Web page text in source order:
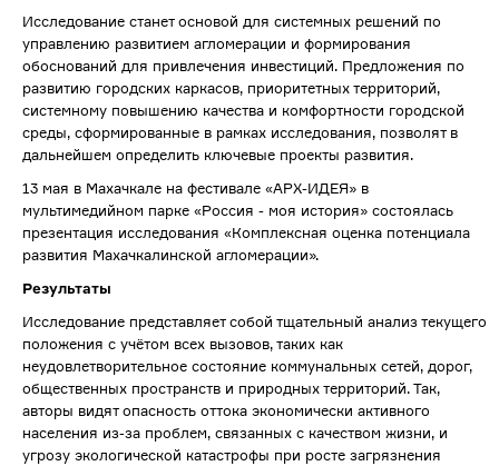
Исследование станет основой для системных решений по
управлению развитием агломерации и формирования
обоснований для привлечения инвестиций. Предложения по
развитию городских каркасов, приоритетных территорий,
системному повышению качества и комфортности городской
среды, сформированные в рамках исследования, позволят в
дальнейшем определить ключевые проекты развития.
13 мая в Махачкале на фестивале «АРХ-ИДЕЯ» в
мультимедийном парке «Россия - моя история» состоялась
презентация исследования «Комплексная оценка потенциала
развития Махачкалинской агломерации».
Результаты
Исследование представляет собой тщательный анализ текущего
положения с учётом всех вызовов, таких как
неудовлетворительное состояние коммунальных сетей, дорог,
общественных пространств и природных территорий. Так,
авторы видят опасность оттока экономически активного
населения из-за проблем, связанных с качеством жизни, и
угрозу экологической катастрофы при росте загрязнения